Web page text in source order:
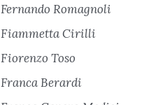
Fernando Romagnoli
Fiammetta Cirilli
Fiorenzo Toso
Franca Berardi